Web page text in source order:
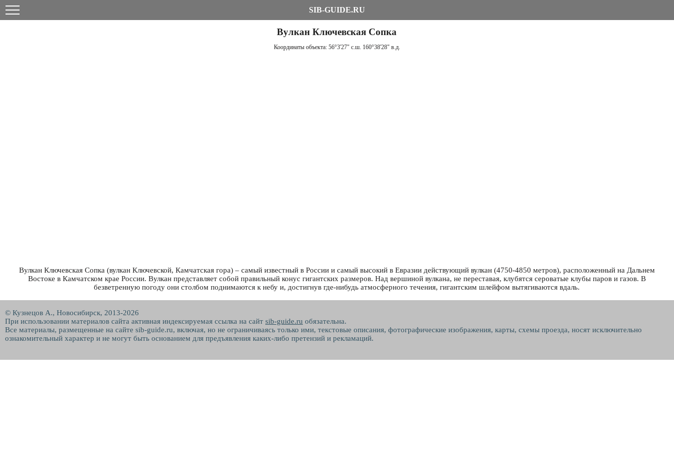
SIB-GUIDE.RU
Вулкан Ключевская Сопка
Координаты объекта: 56°3'27" с.ш. 160°38'28" в.д.
Вулкан Ключевская Сопка (вулкан Ключевской, Камчатская гора) – самый известный в России и самый высокий в Евразии действующий вулкан (4750-4850 метров), расположенный на Дальнем
Востоке в Камчатском крае России. Вулкан представляет собой правильный конус гигантских размеров. Над вершиной вулкана, не переставая, клубятся сероватые клубы паров и газов. В
безветренную погоду они столбом поднимаются к небу и, достигнув где-нибудь атмосферного течения, гигантским шлейфом вытягиваются вдаль.
© Кузнецов А., Новосибирск, 2013-2026
При использовании материалов сайта активная индексируемая ссылка на сайт sib-guide.ru обязательна.
Все материалы, размещенные на сайте sib-guide.ru, включая, но не ограничиваясь только ими, текстовые описания, фотографические изображения, карты, схемы проезда, носят исключительно
ознакомительный характер и не могут быть основанием для предъявления каких-либо претензий и рекламаций.